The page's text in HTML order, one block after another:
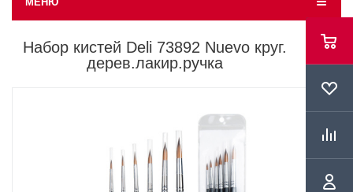
Набор кистей Deli 73892 Nuevo круг.
дерев.лакир.ручка